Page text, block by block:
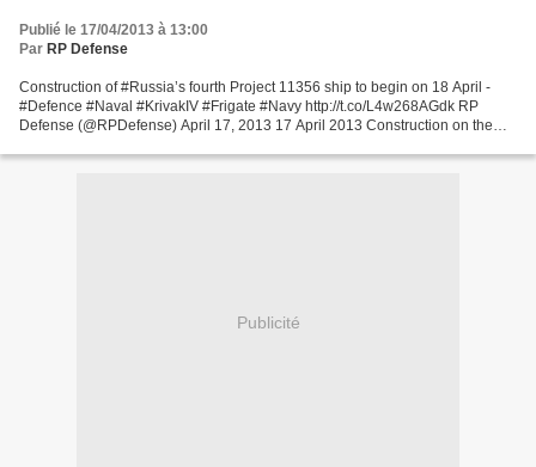
Publié le 17/04/2013 à 13:00
Par RP Defense
Construction of #Russia’s fourth Project 11356 ship to begin on 18 April -
#Defence #Naval #KrivakIV #Frigate #Navy http://t.co/L4w268AGdk RP
Defense (@RPDefense) April 17, 2013 17 April 2013 Construction on the
Publicité